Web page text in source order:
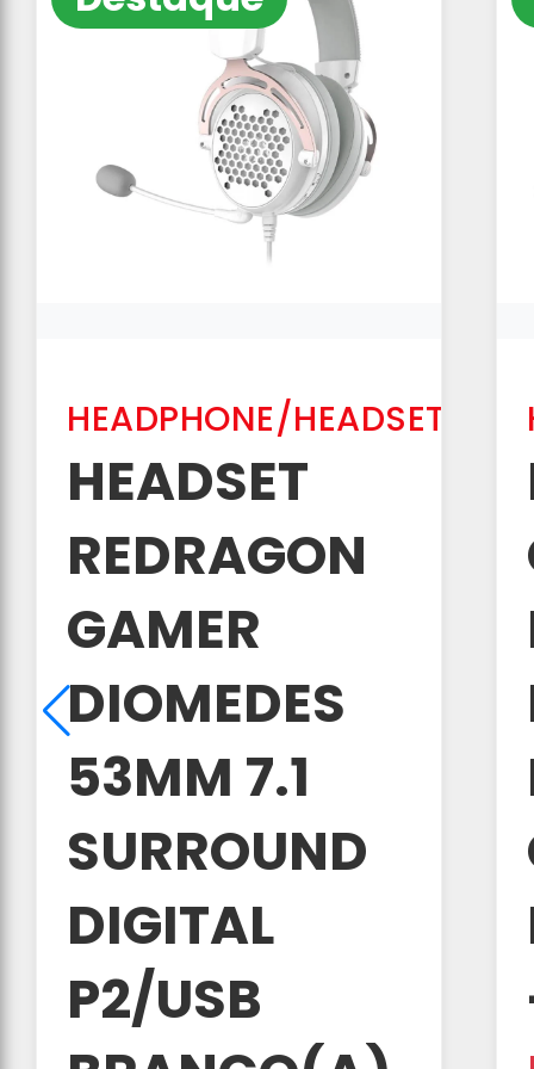
HEADPHONE/HEADSET
HEADSET
REDRAGON
GAMER
DIOMEDES
53MM 7.1
SURROUND
DIGITAL
P2/USB